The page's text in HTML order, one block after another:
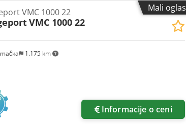
za 4./5. osu Tehnička specifikacija: Konus: BT 40
Mali oglas
1.175 km
VMC 1000 22
VMC 1000 22
Informacije o ceni